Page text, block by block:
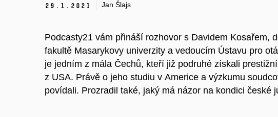
29. 1. 2021 Jan Šlajs
Podcasty21 vám přináší rozhovor s Davidem Kosařem,
fakultě Masarykovy univerzity a vedoucím Ústavu pro
je jedním z mála Čechů, kteří již podruhé získali
z USA. Právě o jeho studiu v Americe a výzkumu
povídali. Prozradil také, jaký má názor na kondici české